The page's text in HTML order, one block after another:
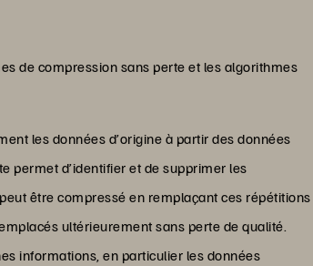
de compression sans perte et les algorithmes
les données d’origine à partir des données
permet d’identifier et de supprimer les
être compressé en remplaçant ces répétitions
ultérieurement sans perte de qualité.
informations, en particulier les données